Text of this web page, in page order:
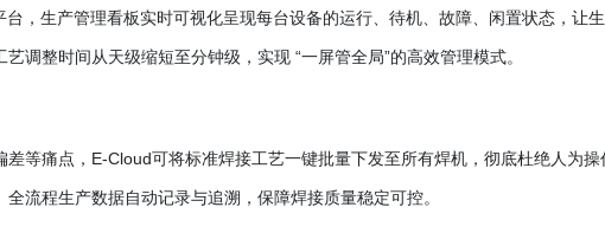
，生产管理看板实时可视化呈现每台设备的运行、待机、故障、闲置状态，让
调整时间从天级缩短至分钟级，实现 “一屏管全局”的高效管理模式。
等痛点， E-Cloud可将标准焊接工艺一键批量下发至所有焊机，彻底杜绝人为操
流程生产数据自动记录与追溯，保障焊接质量稳定可控。